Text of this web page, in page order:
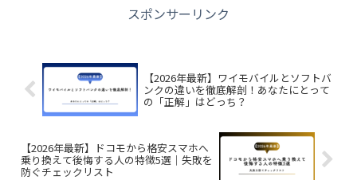
スポンサーリンク
【2026年最新】ワイモバイルとソフトバ
ンクの違いを徹底解剖！あなたにとって
の「正解」はどっち？
【2026年最新】ドコモから格安スマホへ
乗り換えて後悔する人の特徴5選｜失敗を
防ぐチェックリスト